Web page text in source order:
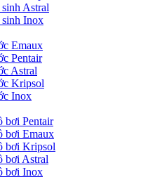
Astral
Inox
Emaux
Pentair
Astral
Kripsol
Inox
bơi Pentair
bơi Emaux
bơi Kripsol
bơi Astral
bơi Inox